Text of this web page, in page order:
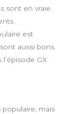
sont en vraie
est
aussi bons.
GX
populaire, mais